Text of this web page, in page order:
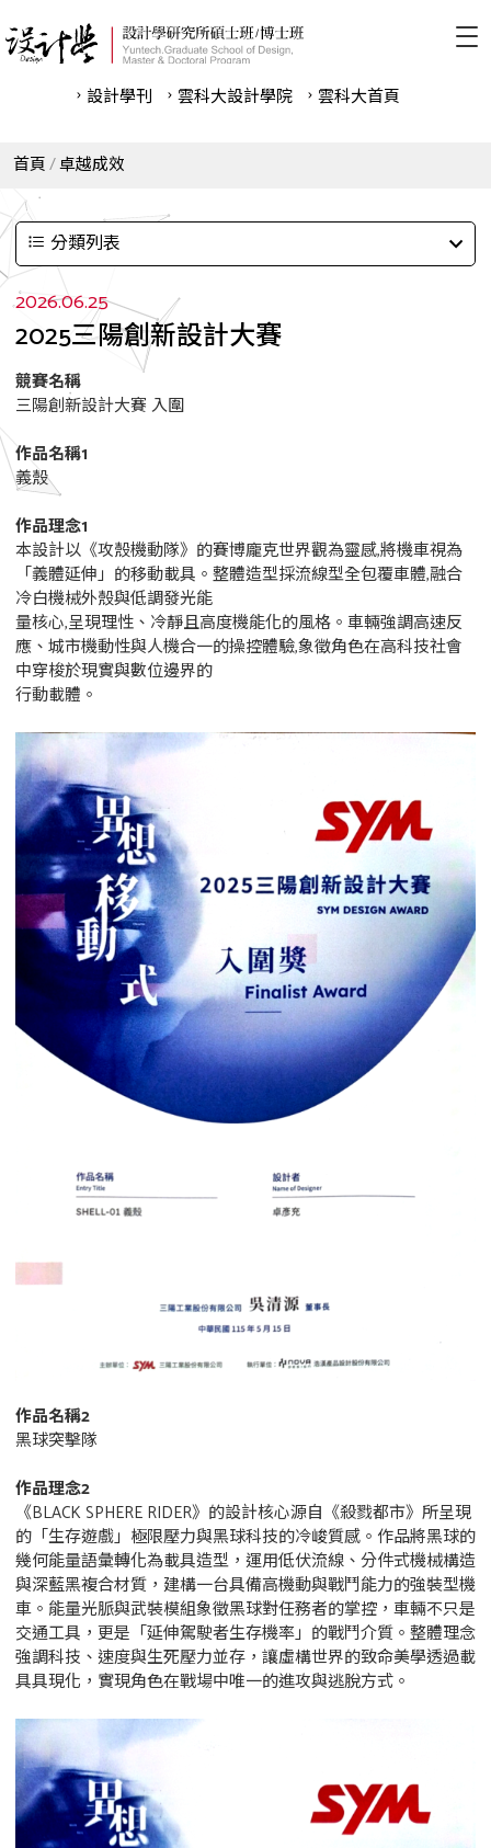
設計學刊 雲科⼤設計學院 雲科⼤首頁
首頁 卓越成效
分類列表
2026.06.25
2025三陽創新設計大賽
競賽名稱
三陽創新設計大賽 入圍
作品名稱1
義殼
作品理念1
本設計以《攻殼機動隊》的賽博龐克世界觀為靈感,將機車視為
「義體延伸」的移動載具。整體造型採流線型全包覆車體,融合
冷白機械外殼與低調發光能
量核心,呈現理性、冷靜且高度機能化的風格。車輛強調高速反
應、城市機動性與人機合一的操控體驗,象徵角色在高科技社會
中穿梭於現實與數位邊界的
行動載體。
作品名稱2
黑球突擊隊
作品理念2
《BLACK SPHERE RIDER》的設計核心源自《殺戮都市》所呈現
的「生存遊戲」極限壓力與黑球科技的冷峻質感。作品將黑球的
幾何能量語彙轉化為載具造型，運用低伏流線、分件式機械構造
與深藍黑複合材質，建構一台具備高機動與戰鬥能力的強裝型機
車。能量光脈與武裝模組象徵黑球對任務者的掌控，車輛不只是
交通工具，更是「延伸駕駛者生存機率」的戰鬥介質。整體理念
強調科技、速度與生死壓力並存，讓虛構世界的致命美學透過載
具具現化，實現角色在戰場中唯一的進攻與逃脫方式。